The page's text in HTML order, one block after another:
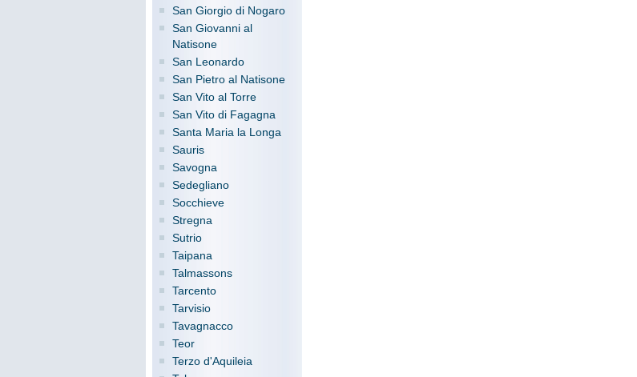
San Giorgio di Nogaro
San Giovanni al
Natisone
San Leonardo
San Pietro al Natisone
San Vito al Torre
San Vito di Fagagna
Santa Maria la Longa
Sauris
Savogna
Sedegliano
Socchieve
Stregna
Sutrio
Taipana
Talmassons
Tarcento
Tarvisio
Tavagnacco
Teor
Terzo d'Aquileia